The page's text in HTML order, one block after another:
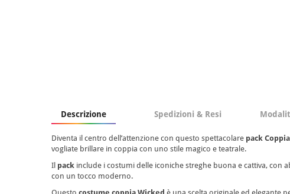
Descrizione Spedizioni & Resi
Diventa il centro dell’attenzione con questo spettacolare pack
vogliate brillare in coppia con uno stile magico e teatrale.
Il pack include i costumi delle iconiche streghe buona e cattiva, con
con un tocco moderno.